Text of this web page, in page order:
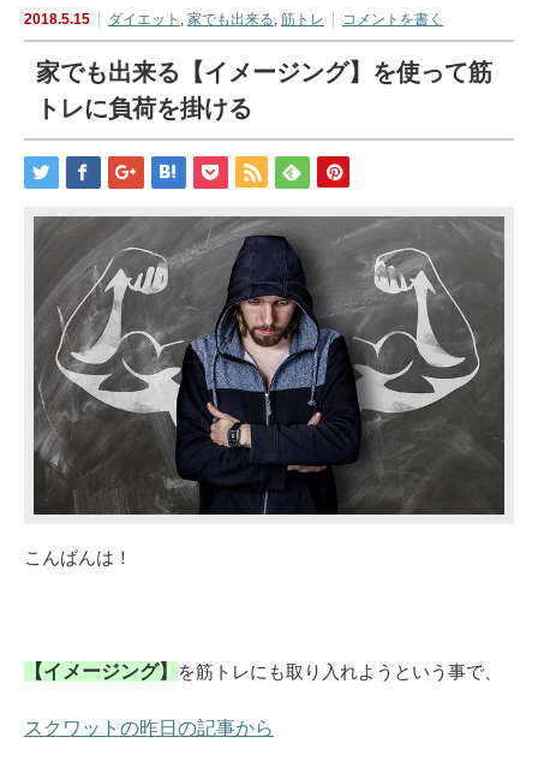
2018.5.15 ダイエット 家でも出来る 筋トレ コメントを書く
家でも出来る【イメージング】を使って筋
トレに負荷を掛ける
こんばんは！
【イメージング】 を筋トレにも取り入れようという事で、
スクワットの昨日の記事から